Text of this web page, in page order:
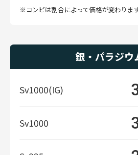
※コンビは割合によって価格が変わります
銀・パラジウ
Sv1000(IG)
Sv1000